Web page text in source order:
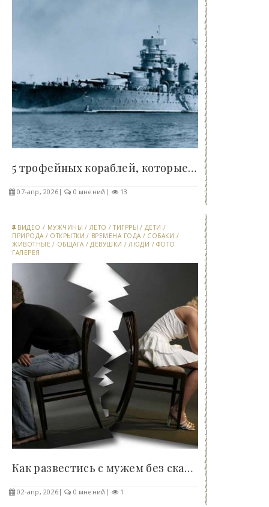
5 трофейных кораблей, которые СССР получил по..
07-апр, 2026 0 мнений 13
ВИДЕО / МУЖЧИНЫ / ЛЕТО /ТИГРРЫ / ДЕТИ /
ПРИРОДА / ОТКРЫТКИ / ВРЕМЕНА ГОДА / СОБАКИ /
ЖИВОТНЫЕ / ОБЩАГА / ДЕВУШКИ / ЛЮДИ / ФОТО
ГАЛЕРЕЯ
Как развестись с мужем без скандала: советы..
02-апр, 2026 0 мнений 1